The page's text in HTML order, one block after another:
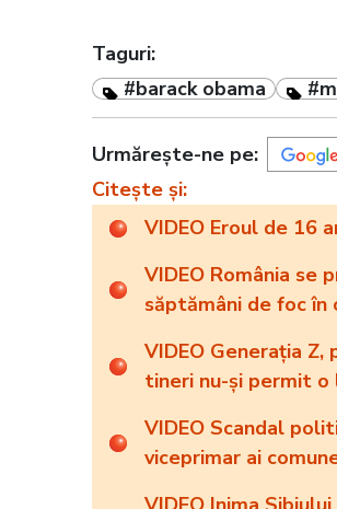
Taguri:
#barack obama
Urmărește-ne pe:
Citește și:
VIDEO Eroul de 16
VIDEO România
săptămâni de foc în
VIDEO Generația
tineri nu-și permit o
VIDEO Scandal
viceprimar ai